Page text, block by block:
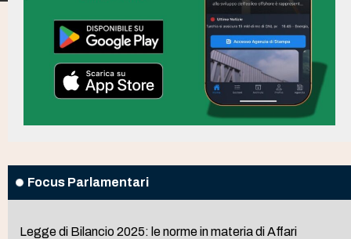
Focus Parlamentari
Legge di Bilancio 2025: le norme in materia di Affari